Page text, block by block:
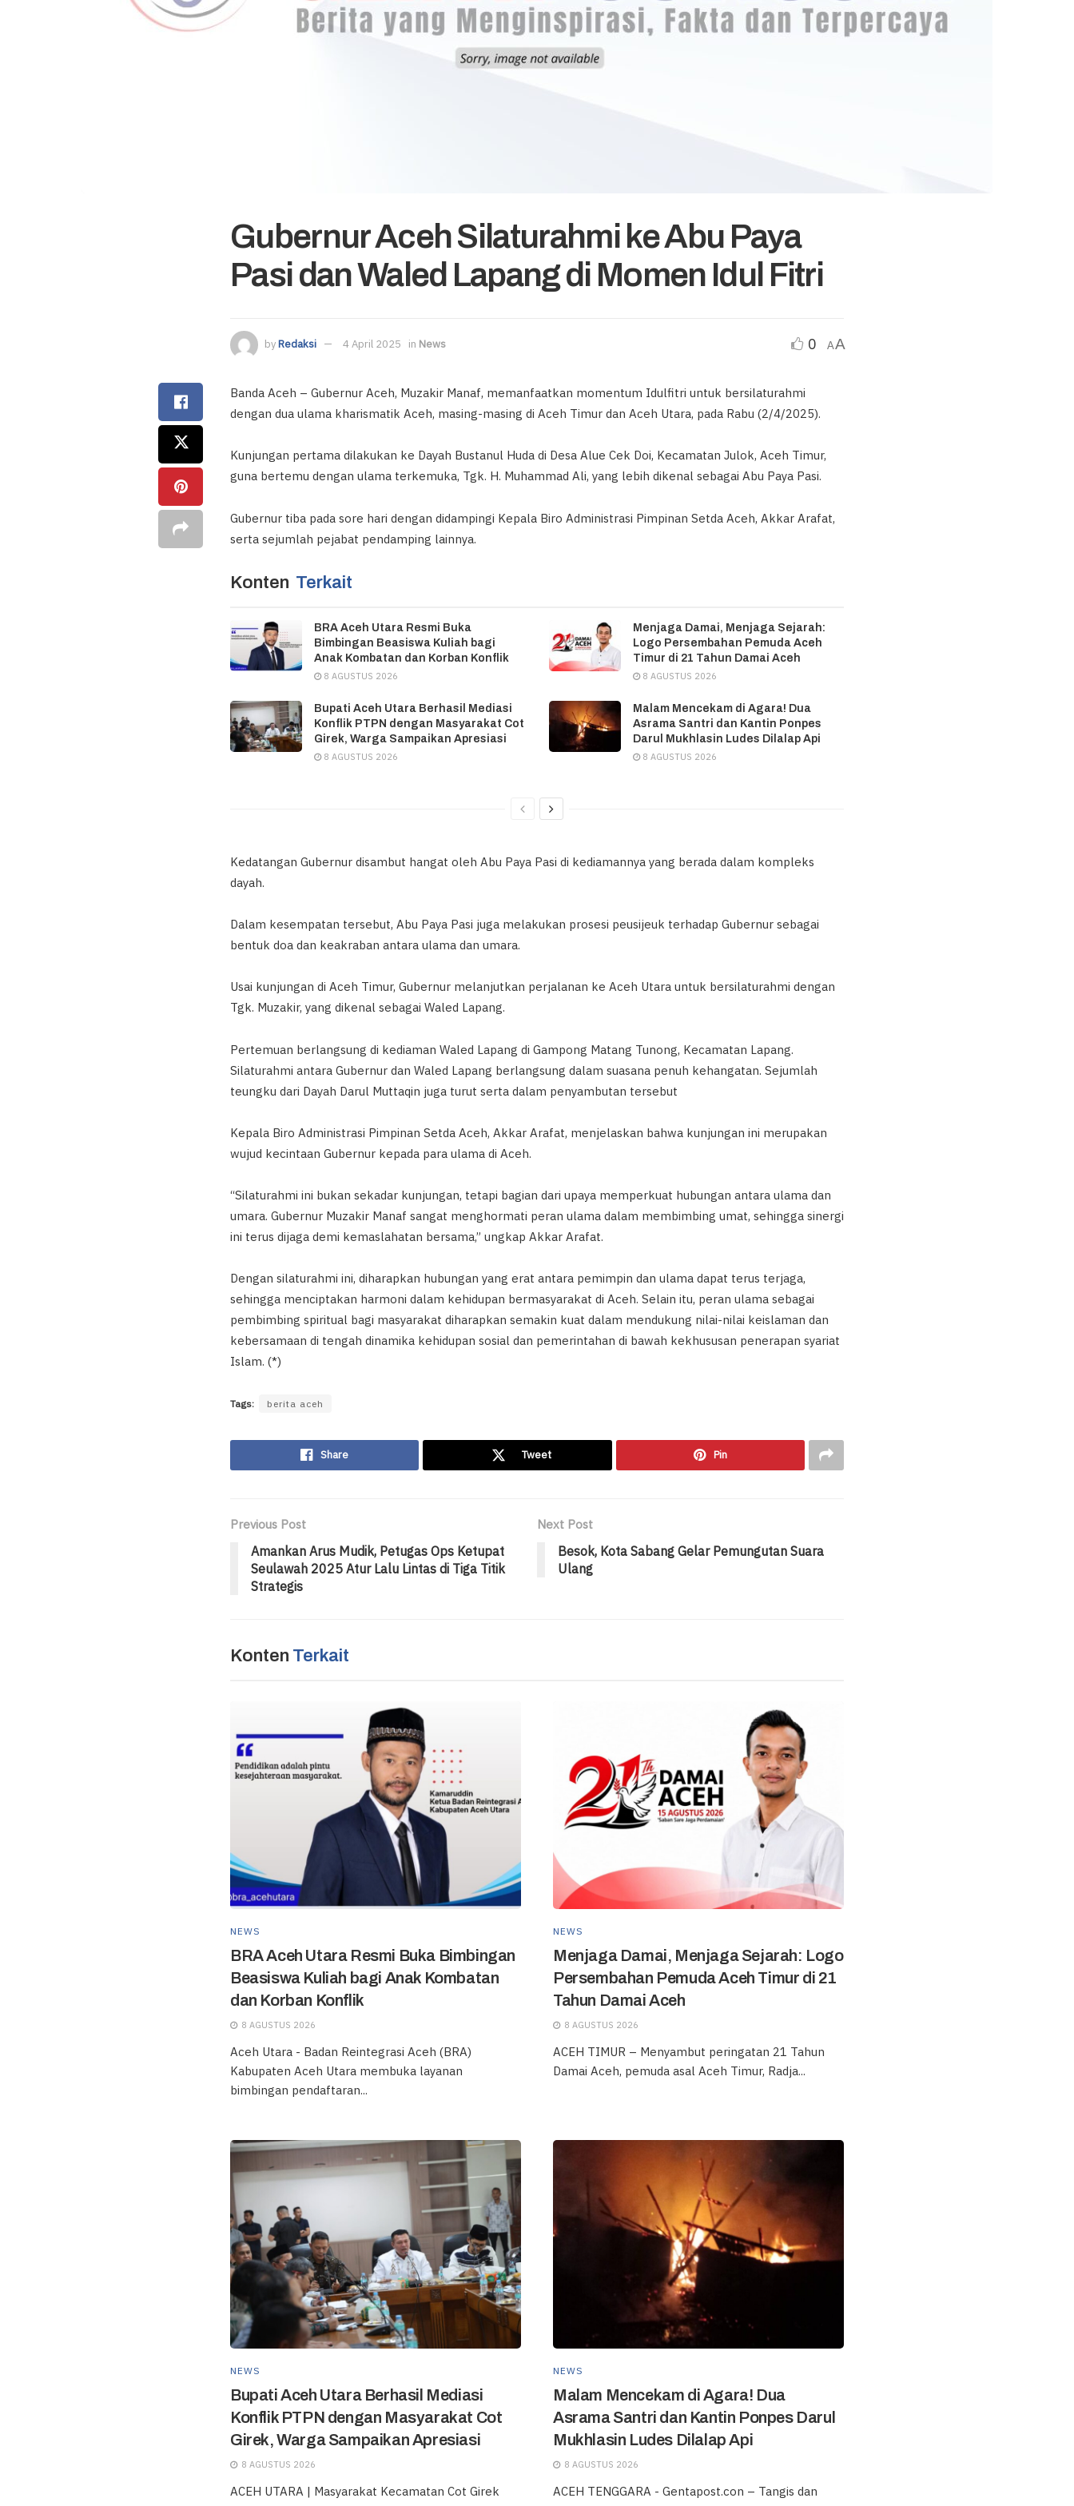
Gubernur Aceh Silaturahmi ke Abu Paya
Pasi dan Waled Lapang di Momen Idul Fitri
byRedaksi 4 April 2025 in News 0 AA
Banda Aceh – Gubernur Aceh, Muzakir Manaf, memanfaatkan momentum Idulfitri untuk bersilaturahmi
dengan dua ulama kharismatik Aceh, masing-masing di Aceh Timur dan Aceh Utara, pada Rabu (2/4/2025).
Kunjungan pertama dilakukan ke Dayah Bustanul Huda di Desa Alue Cek Doi, Kecamatan Julok, Aceh Timur,
guna bertemu dengan ulama terkemuka, Tgk. H. Muhammad Ali, yang lebih dikenal sebagai Abu Paya Pasi.
Gubernur tiba pada sore hari dengan didampingi Kepala Biro Administrasi Pimpinan Setda Aceh, Akkar Arafat,
serta sejumlah pejabat pendamping lainnya.
Konten Terkait
BRA Aceh Utara Resmi Buka
Bimbingan Beasiswa Kuliah bagi
Anak Kombatan dan Korban Konflik
8 AGUSTUS 2026
‎Menjaga Damai, Menjaga Sejarah:
Logo Persembahan Pemuda Aceh
Timur di 21 Tahun Damai Aceh
8 AGUSTUS 2026
Bupati Aceh Utara Berhasil Mediasi
Konflik PTPN dengan Masyarakat Cot
Girek, Warga Sampaikan Apresiasi
8 AGUSTUS 2026
Malam Mencekam di Agara! Dua
Asrama Santri dan Kantin Ponpes
Darul Mukhlasin Ludes Dilalap Api
8 AGUSTUS 2026
Kedatangan Gubernur disambut hangat oleh Abu Paya Pasi di kediamannya yang berada dalam kompleks
dayah.
Dalam kesempatan tersebut, Abu Paya Pasi juga melakukan prosesi peusijeuk terhadap Gubernur sebagai
bentuk doa dan keakraban antara ulama dan umara.
Usai kunjungan di Aceh Timur, Gubernur melanjutkan perjalanan ke Aceh Utara untuk bersilaturahmi dengan
Tgk. Muzakir, yang dikenal sebagai Waled Lapang.
Pertemuan berlangsung di kediaman Waled Lapang di Gampong Matang Tunong, Kecamatan Lapang.
Silaturahmi antara Gubernur dan Waled Lapang berlangsung dalam suasana penuh kehangatan. Sejumlah
teungku dari Dayah Darul Muttaqin juga turut serta dalam penyambutan tersebut
Kepala Biro Administrasi Pimpinan Setda Aceh, Akkar Arafat, menjelaskan bahwa kunjungan ini merupakan
wujud kecintaan Gubernur kepada para ulama di Aceh.
“Silaturahmi ini bukan sekadar kunjungan, tetapi bagian dari upaya memperkuat hubungan antara ulama dan
umara. Gubernur Muzakir Manaf sangat menghormati peran ulama dalam membimbing umat, sehingga sinergi
ini terus dijaga demi kemaslahatan bersama,” ungkap Akkar Arafat.
Dengan silaturahmi ini, diharapkan hubungan yang erat antara pemimpin dan ulama dapat terus terjaga,
sehingga menciptakan harmoni dalam kehidupan bermasyarakat di Aceh. Selain itu, peran ulama sebagai
pembimbing spiritual bagi masyarakat diharapkan semakin kuat dalam mendukung nilai-nilai keislaman dan
kebersamaan di tengah dinamika kehidupan sosial dan pemerintahan di bawah kekhususan penerapan syariat
Islam. (*)
Tags: berita aceh
Share Tweet Pin
Previous Post
Amankan Arus Mudik, Petugas Ops Ketupat
Seulawah 2025 Atur Lalu Lintas di Tiga Titik
Strategis
Next Post
Besok, Kota Sabang Gelar Pemungutan Suara
Ulang
Konten Terkait
NEWS
BRA Aceh Utara Resmi Buka Bimbingan
Beasiswa Kuliah bagi Anak Kombatan
dan Korban Konflik
8 AGUSTUS 2026
Aceh Utara - Badan Reintegrasi Aceh (BRA)
Kabupaten Aceh Utara membuka layanan
bimbingan pendaftaran...
NEWS
‎Menjaga Damai, Menjaga Sejarah: Logo
Persembahan Pemuda Aceh Timur di 21
Tahun Damai Aceh
8 AGUSTUS 2026
‎ACEH TIMUR – Menyambut peringatan 21 Tahun
Damai Aceh, pemuda asal Aceh Timur, Radja...
NEWS
Bupati Aceh Utara Berhasil Mediasi
Konflik PTPN dengan Masyarakat Cot
Girek, Warga Sampaikan Apresiasi
8 AGUSTUS 2026
ACEH UTARA | Masyarakat Kecamatan Cot Girek
NEWS
Malam Mencekam di Agara! Dua
Asrama Santri dan Kantin Ponpes Darul
Mukhlasin Ludes Dilalap Api
8 AGUSTUS 2026
ACEH TENGGARA - Gentapost.con – Tangis dan